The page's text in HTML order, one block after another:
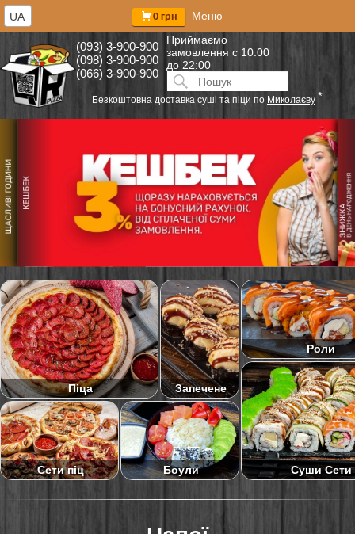
(093) 3-900-900
(098) 3-900-900
(066) 3-900-900
Приймаємо
замовлення с 10:00
до 22:00
Искать:ПОИСК
0 грн Меню
Безкоштовна доставка суші та піци по Миколаєву *
UA
Піца Запечене
Роли
Сети піц Боули Суши Сети